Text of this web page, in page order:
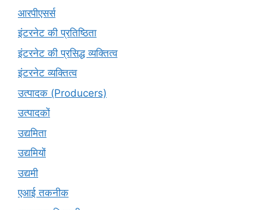
आरपीएसर्स
इंटरनेट की प्रतिष्ठिता
इंटरनेट की प्रसिद्ध व्यक्तित्व
इंटरनेट व्यक्तित्व
उत्पादक (Producers)
उत्पादकों
उद्यमिता
उद्यमियों
उद्यमी
एआई तकनीक